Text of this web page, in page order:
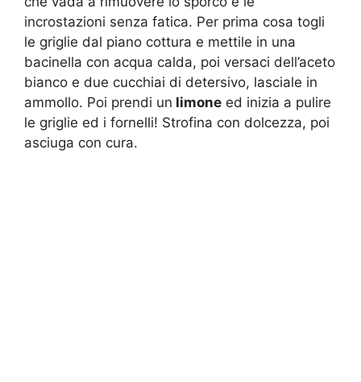
incrostazioni senza fatica. Per prima cosa togli
le griglie dal piano cottura e mettile in una
bacinella con acqua calda, poi versaci dell’aceto
bianco e due cucchiai di detersivo, lasciale in
ammollo. Poi prendi un limone ed inizia a pulire
le griglie ed i fornelli! Strofina con dolcezza, poi
asciuga con cura.